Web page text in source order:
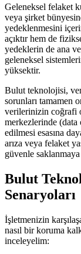
Geleneksel felaket
veya şirket
yedeklenmesini
açıktır hem de
yedeklerin de ana
geleneksel
yüksektir.
Bulut teknolojisi,
sorunları tamamen
verilerinizin coğrafi
merkezlerinde
edilmesi esasına
arıza veya felaket
güvenle
Bulut
Senaryoları
İşletmenizin
nasıl bir koruma
inceleyelim: